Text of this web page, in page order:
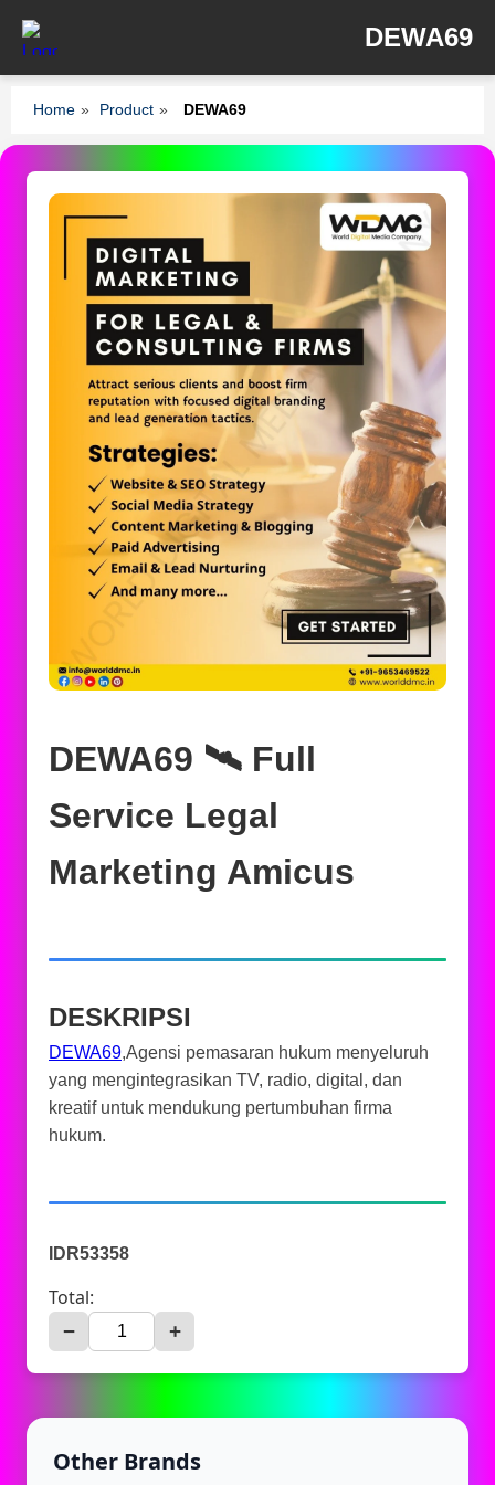
DEWA69
Home » Product » DEWA69
DEWA69 🛰️‍ Full
Service Legal
Marketing Amicus
DESKRIPSI
DEWA69,Agensi pemasaran hukum menyeluruh
yang mengintegrasikan TV, radio, digital, dan
kreatif untuk mendukung pertumbuhan firma
hukum.
IDR53358
Total:
− +
Other Brands